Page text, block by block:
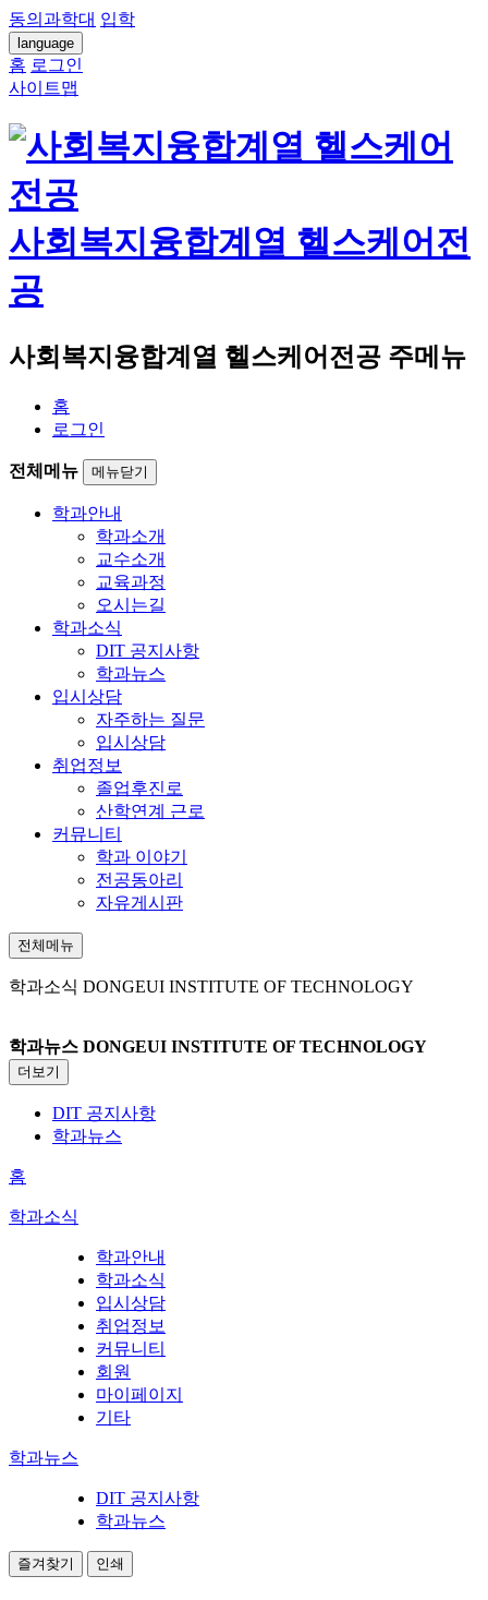
동의과학대 입학
language
홈 로그인
사이트맵
사회복지융합계열 헬스케어전
공
사회복지융합계열 헬스케어전공 주메뉴
홈
로그인
전체메뉴 메뉴닫기
학과안내
학과소개
교수소개
교육과정
오시는길
학과소식
DIT 공지사항
학과뉴스
입시상담
자주하는 질문
입시상담
취업정보
졸업후진로
산학연계 근로
커뮤니티
학과 이야기
전공동아리
자유게시판
전체메뉴
학과소식 DONGEUI INSTITUTE OF TECHNOLOGY
학과뉴스 DONGEUI INSTITUTE OF TECHNOLOGY
더보기
DIT 공지사항
학과뉴스
홈
학과소식
학과안내
학과소식
입시상담
취업정보
커뮤니티
회원
마이페이지
기타
학과뉴스
DIT 공지사항
학과뉴스
즐겨찾기 인쇄